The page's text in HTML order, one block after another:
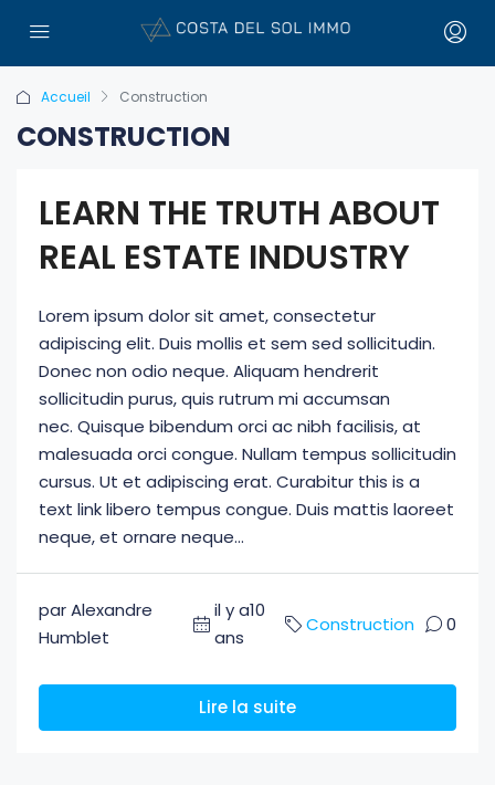
Accueil Construction
CONSTRUCTION
LEARN THE TRUTH ABOUT
REAL ESTATE INDUSTRY
Lorem ipsum dolor sit amet, consectetur
adipiscing elit. Duis mollis et sem sed sollicitudin.
Donec non odio neque. Aliquam hendrerit
sollicitudin purus, quis rutrum mi accumsan
nec. Quisque bibendum orci ac nibh facilisis, at
malesuada orci congue. Nullam tempus sollicitudin
cursus. Ut et adipiscing erat. Curabitur this is a
text link libero tempus congue. Duis mattis laoreet
neque, et ornare neque...
par Alexandre
Humblet
il y a10
ans
Construction 0
Lire la suite